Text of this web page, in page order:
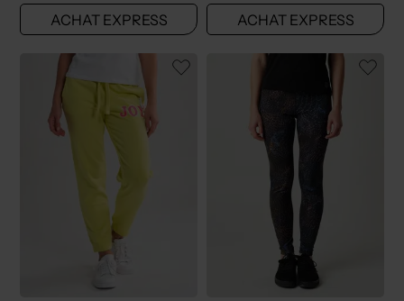
ACHAT EXPRESS ACHAT EXPRESS